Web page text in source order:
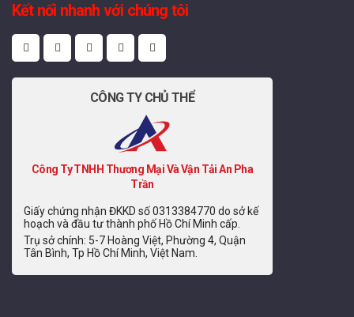
Kết nối nhanh với chúng tôi
CÔNG TY CHỦ THỂ
Công Ty TNHH Thương Mại Và Vận Tải An Pha
Trần
Giấy chứng nhận ĐKKD số 0313384770 do sở kế
hoạch và đầu tư thành phố Hồ Chí Minh cấp.
Trụ sở chính: 5-7 Hoàng Việt, Phường 4, Quận
Tân Bình, Tp Hồ Chí Minh, Việt Nam.